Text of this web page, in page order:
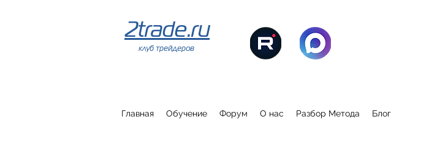
2trade.ru
клуб трейдеров
Главная Обучение Форум О нас Разбор Метода Блог